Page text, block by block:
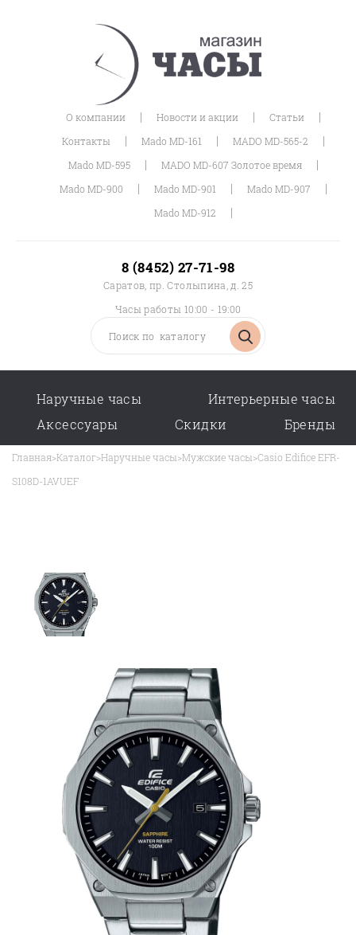
О компании | Новости и акции | Статьи |
Контакты | Mado MD-161 | MADO MD-565-2 |
Mado MD-595 | MADO MD-607 Золотое время |
Mado MD-900 | Mado MD-901 | Mado MD-907 |
Mado MD-912 |
8 (8452) 27-71-98
Саратов, пр. Столыпина, д. 25
Часы работы 10:00 - 19:00
Наручные часы
Интерьерные часы
Аксессуары
Скидки Бренды
Главная>Каталог>Наручные часы>Мужские часы>Casio Edifice EFR-
S108D-1AVUEF